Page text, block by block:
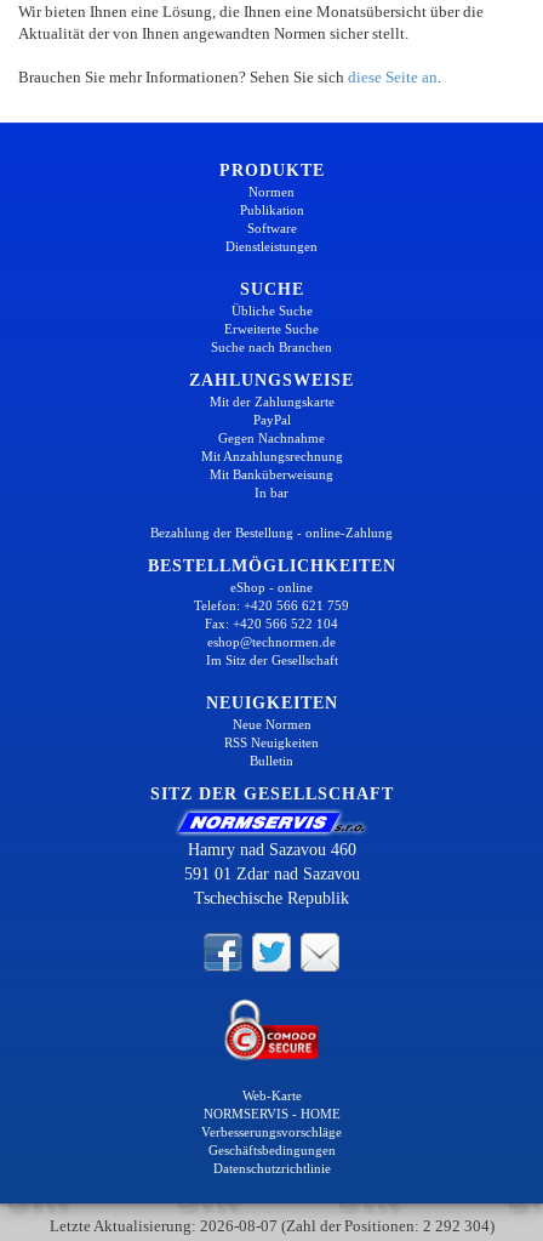
Wir bieten Ihnen eine Lösung, die Ihnen eine Monatsübersicht über die
Aktualität der von Ihnen angewandten Normen sicher stellt.
Brauchen Sie mehr Informationen? Sehen Sie sich diese Seite an
PRODUKTE
Normen
Publikation
Software
Dienstleistungen
SUCHE
Übliche Suche
Erweiterte Suche
Suche nach Branchen
ZAHLUNGSWEISE
Mit der Zahlungskarte
PayPal
Gegen Nachnahme
Mit Anzahlungsrechnung
Mit Banküberweisung
In bar
Bezahlung der Bestellung - online-Zahlung
BESTELLMÖGLICHKEITEN
eShop - online
Telefon: +420 566 621 759
Fax: +420 566 522 104
eshop@technormen.de
Im Sitz der Gesellschaft
NEUIGKEITEN
Neue Normen
RSS Neuigkeiten
Bulletin
SITZ DER GESELLSCHAFT
Hamry nad Sazavou 460
591 01 Zdar nad Sazavou
Tschechische Republik
Web-Karte
NORMSERVIS - HOME
Verbesserungsvorschläge
Geschäftsbedingungen
Datenschutzrichtlinie
Letzte Aktualisierung: 2026-08-07 (Zahl der Positionen: 2 292 304)